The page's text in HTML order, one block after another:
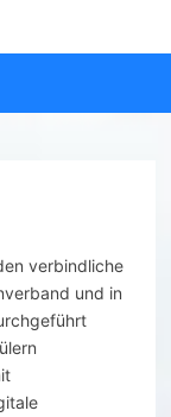
verbindliche
und in